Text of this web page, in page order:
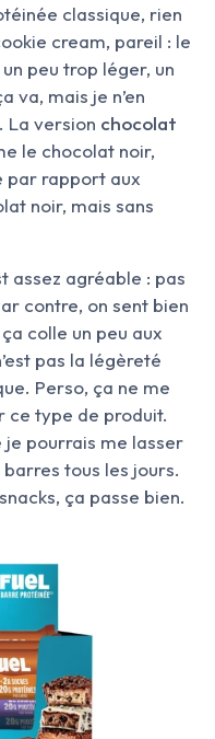
classique, rien
cream, pareil : le
peu trop léger, un
va, mais je n’en
La version chocolat
le chocolat noir,
par rapport aux
noir, mais sans
assez agréable : pas
contre, on sent bien
colle un peu aux
pas la légèreté
Perso, ça ne me
ce type de produit.
je pourrais me lasser
tous les jours.
ça passe bien.